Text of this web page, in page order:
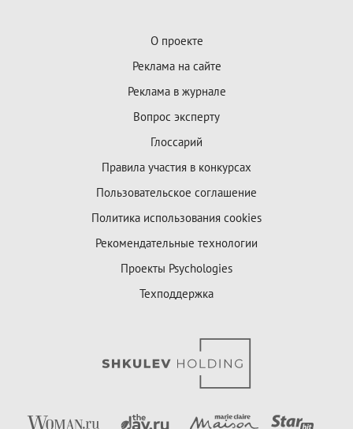
О проекте
Реклама на сайте
Реклама в журнале
Вопрос эксперту
Глоссарий
Правила участия в конкурсах
Пользовательское соглашение
Политика использования cookies
Рекомендательные технологии
Проекты Psychologies
Техподдержка